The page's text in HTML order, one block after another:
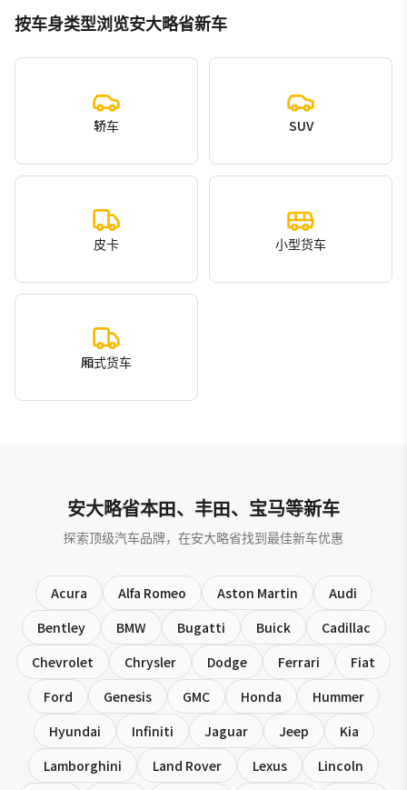
按车身类型浏览安大略省新车
轿车 SUV
皮卡 小型货车
厢式货车
安大略省本田、丰田、宝马等新车
探索顶级汽车品牌，在安大略省找到最佳新车优惠
Acura Alfa Romeo Aston Martin
Audi
Bentley
BMW Bugatti Buick
Cadillac
Chevrolet
Chrysler Dodge Ferrari
Fiat
Ford
Genesis GMC Honda
Hummer
Hyundai
Infiniti Jaguar Jeep
Kia
Lamborghini
Land Rover Lexus
Lincoln